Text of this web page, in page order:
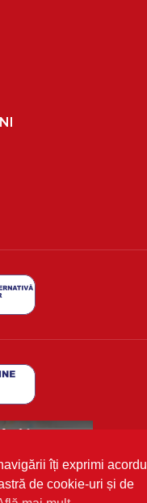
îți exprimi acordul
de cookie-uri și de